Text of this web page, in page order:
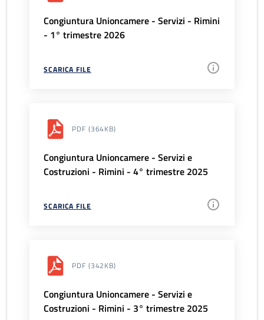
Congiuntura Unioncamere - Servizi - Rimini
- 1° trimestre 2026
SCARICA FILE
PDF (364KB)
Congiuntura Unioncamere - Servizi e
Costruzioni - Rimini - 4° trimestre 2025
SCARICA FILE
PDF (342KB)
Congiuntura Unioncamere - Servizi e
Costruzioni - Rimini - 3° trimestre 2025